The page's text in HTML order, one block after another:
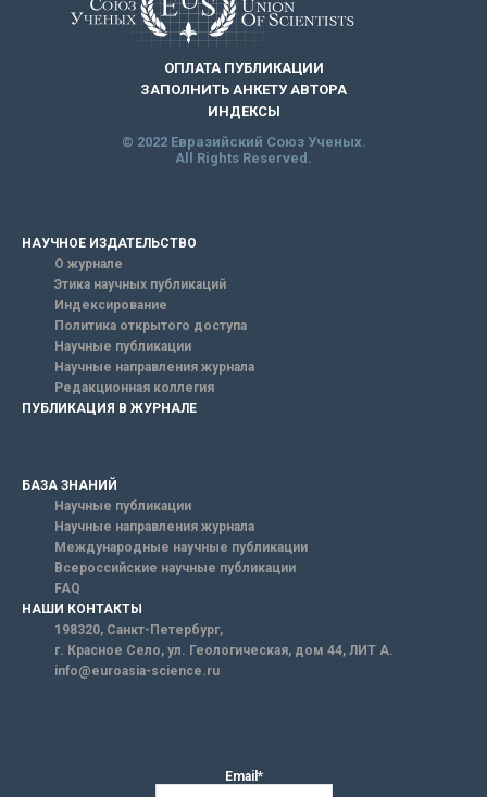
ОПЛАТА ПУБЛИКАЦИИ
ЗАПОЛНИТЬ АНКЕТУ АВТОРА
ИНДЕКСЫ
© 2022 Евразийский Союз Ученых.
All Rights Reserved.
НАУЧНОЕ ИЗДАТЕЛЬСТВО
О журнале
Этика научных публикаций
Индексирование
Политика открытого доступа
Научные публикации
Научные направления журнала
Редакционная коллегия
ПУБЛИКАЦИЯ В ЖУРНАЛЕ
БАЗА ЗНАНИЙ
Научные публикации
Научные направления журнала
Международные научные публикации
Всероссийские научные публикации
FAQ
НАШИ КОНТАКТЫ
198320, Санкт-Петербург,
г. Красное Село, ул. Геологическая, дом 44, ЛИТ А.
info@euroasia-science.ru
Email*